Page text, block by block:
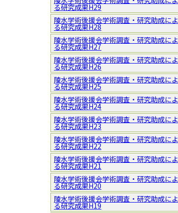
る研究成果H29
陵水学術後援会学術調査・研究助成によ
る研究成果H28
陵水学術後援会学術調査・研究助成によ
る研究成果H27
陵水学術後援会学術調査・研究助成によ
る研究成果H26
陵水学術後援会学術調査・研究助成によ
る研究成果H25
陵水学術後援会学術調査・研究助成によ
る研究成果H24
陵水学術後援会学術調査・研究助成によ
る研究成果H23
陵水学術後援会学術調査・研究助成によ
る研究成果H22
陵水学術後援会学術調査・研究助成によ
る研究成果H21
陵水学術後援会学術調査・研究助成によ
る研究成果H20
陵水学術後援会学術調査・研究助成によ
る研究成果H19